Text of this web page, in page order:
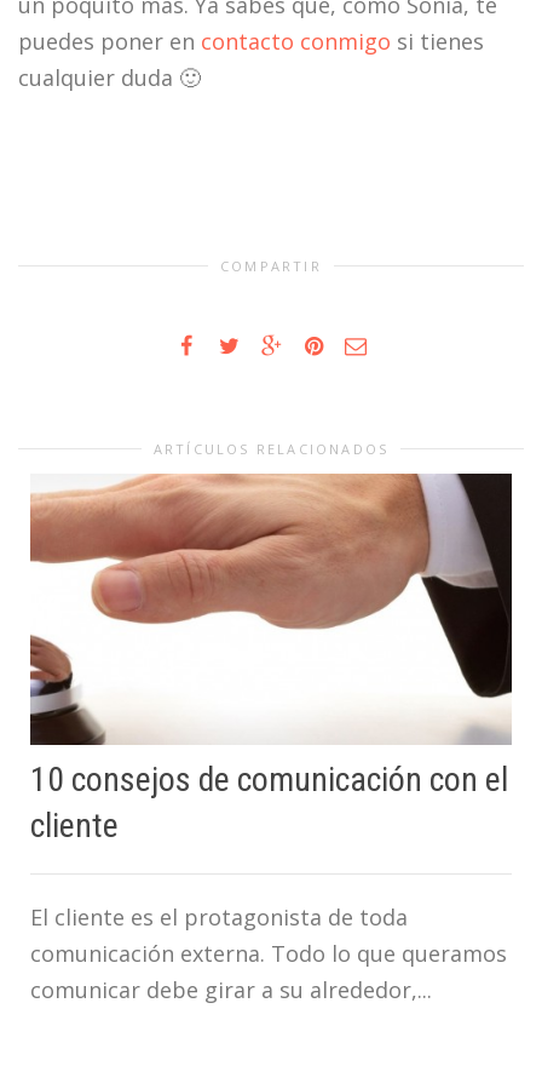
puedes poner en contacto conmigo si tienes
cualquier duda 🙂
COMPARTIR
ARTÍCULOS RELACIONADOS
10 consejos de comunicación con el
cliente
El cliente es el protagonista de toda
comunicación externa. Todo lo que queramos
comunicar debe girar a su alrededor,...